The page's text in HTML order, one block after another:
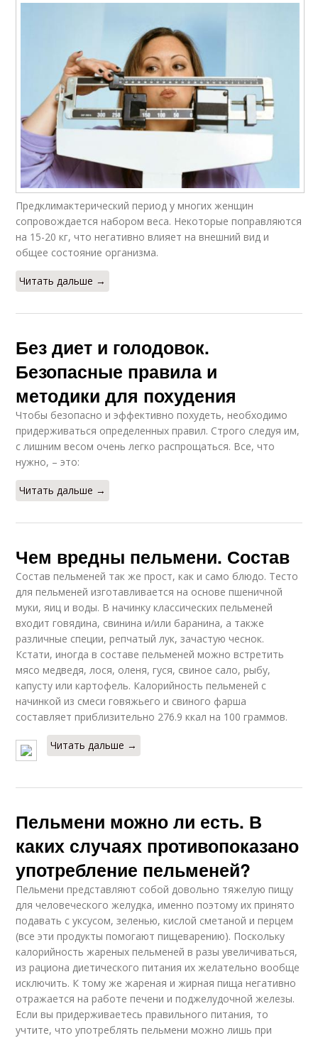
Предклимактерический период у многих женщин
сопровождается набором веса. Некоторые поправляются
на 15-20 кг, что негативно влияет на внешний вид и
общее состояние организма.
Читать дальше →
Без диет и голодовок.
Безопасные правила и
методики для похудения
Чтобы безопасно и эффективно похудеть, необходимо
придерживаться определенных правил. Строго следуя им,
с лишним весом очень легко распрощаться. Все, что
нужно, – это:
Читать дальше →
Чем вредны пельмени. Состав
Состав пельменей так же прост, как и само блюдо. Тесто
для пельменей изготавливается на основе пшеничной
муки, яиц и воды. В начинку классических пельменей
входит говядина, свинина и/или баранина, а также
различные специи, репчатый лук, зачастую чеснок.
Кстати, иногда в составе пельменей можно встретить
мясо медведя, лося, оленя, гуся, свиное сало, рыбу,
капусту или картофель. Калорийность пельменей с
начинкой из смеси говяжьего и свиного фарша
составляет приблизительно 276.9 ккал на 100 граммов.
Читать дальше →
Пельмени можно ли есть. В
каких случаях противопоказано
употребление пельменей?
Пельмени представляют собой довольно тяжелую пищу
для человеческого желудка, именно поэтому их принято
подавать с уксусом, зеленью, кислой сметаной и перцем
(все эти продукты помогают пищеварению). Поскольку
калорийность жареных пельменей в разы увеличиваться,
из рациона диетического питания их желательно вообще
исключить. К тому же жареная и жирная пища негативно
отражается на работе печени и поджелудочной железы.
Если вы придерживаетесь правильного питания, то
учтите, что употреблять пельмени можно лишь при